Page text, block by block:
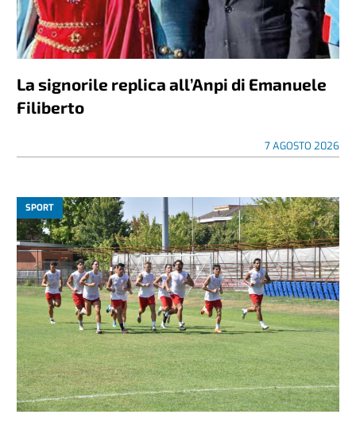
La signorile replica all’Anpi di Emanuele
Filiberto
7 AGOSTO 2026
SPORT